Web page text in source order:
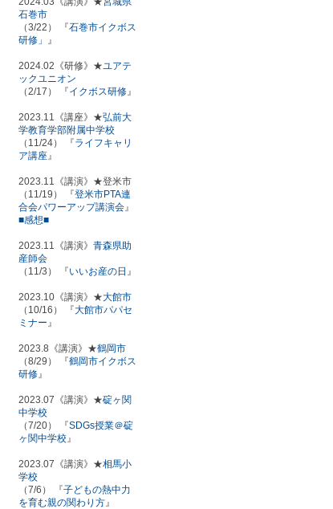
石巻市
（3/22） 『石巻市イクボス
研修」
』
2024.02《研修》★ ユアテ
ックユニオン
（2/17） 『イクボス研修 』
2023.11《講座》★弘前大
学教育学部附属中学校
（11/24） 『ライフキャリ
ア講座 』
2023.11《講演》★登米市
（11/19） 『登米市PTA連
合会パワーアップ講演会 』
■感想■
2023.11《講演》 青森県助
産師会
（11/3） 『いいお産の日 』
2023.10《講演》★大館市
（10/16） 『大館市パパセ
ミナー 』
2023.8《講演》★鶴岡市
（8/29） 『鶴岡市イクボス
研修 』
2023.07《講演》★碇ヶ関
中学校
（7/20） 『SDGs授業＠碇
ヶ関中学校 』
2023.07《講演》★相馬小
学校
（7/6） 『子どもの熱中力
を育む親の関わり方 』